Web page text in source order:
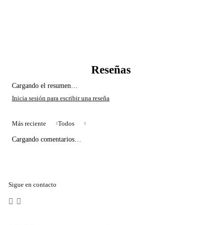
Cargando el resumen…
Más reciente Todos
Cargando comentarios…
Sigue en contacto